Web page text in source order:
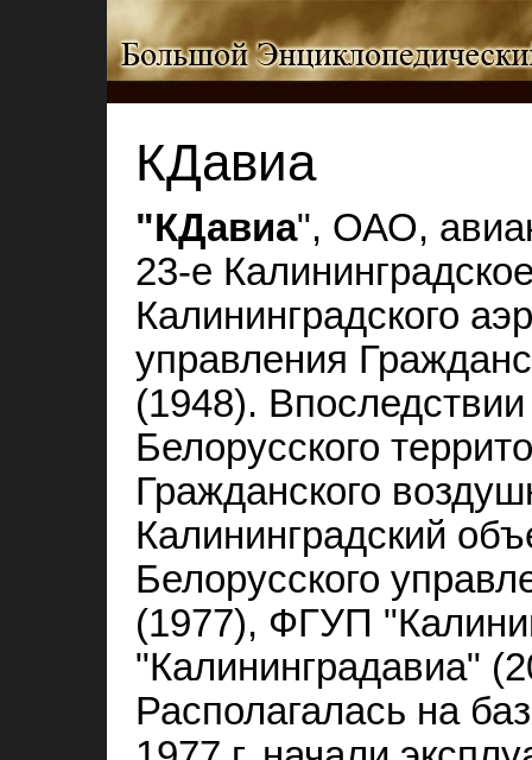
КДавиа
"КДавиа", ОАО,
23‑е
Калининградского
управления
(1948).
Белорусского
Гражданского
Калининградский
Белорусского
(1977), ФГУП
"Калининградавиа"
Располагалась на